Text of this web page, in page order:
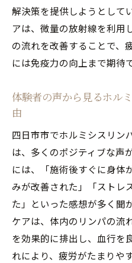
解決策を提供しようとして
アは、微量の放射線を利用
の流れを改善することで、
には免疫力の向上まで期待
体験者の声から見るホル
由
四日市市でホルミシスリン
は、多くのポジティブな声
には、「施術後すぐに身体
みが改善された」「ストレ
た」といった感想が多く聞
ケアは、体内のリンパの流
を効果的に排出し、血行を
れにより、疲労がたまりや